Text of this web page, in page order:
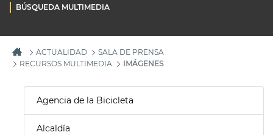
BÚSQUEDA MULTIMEDIA
ACTUALIDAD
SALA DE PRENSA
RECURSOS MULTIMEDIA
IMÁGENES
Agencia de la Bicicleta
Alcaldía